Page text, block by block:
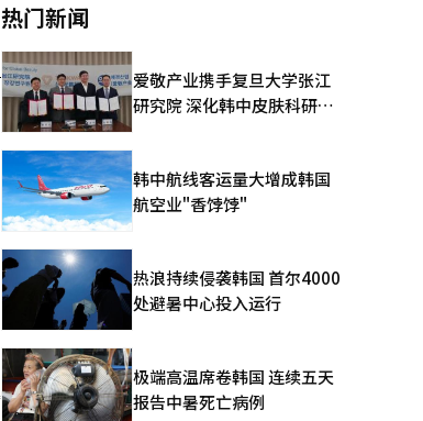
热门新闻
爱敬产业携手复旦大学张江
研究院 深化韩中皮肤科研合
韩中航线客运量大增成韩国
航空业"香饽饽"
热浪持续侵袭韩国 首尔4000
处避暑中心投入运行
极端高温席卷韩国 连续五天
报告中暑死亡病例